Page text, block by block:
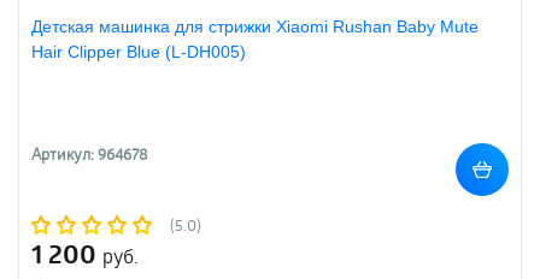
Детская машинка для стрижки Xiaomi Rushan Baby Mute
Hair Clipper Blue (L-DH005)
Артикул: 964678
(5.0)
1 200 руб.